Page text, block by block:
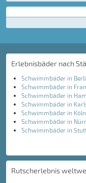
Erlebnisbäder nach
Schwimmbäder in
Schwimmbäder in
Schwimmbäder in
Schwimmbäder in
Schwimmbäder in Köln
Schwimmbäder in
Schwimmbäder in
Rutscherlebnis